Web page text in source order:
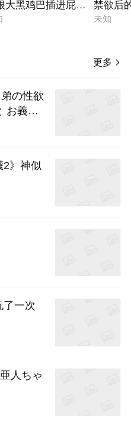
时间停止咖啡厅」！3 藤
大黑鸡巴插进屁股！ ！ 1
禁欲后
未知
更多 
の性欲
お義姉
2》神似
了一次
人ちゃ